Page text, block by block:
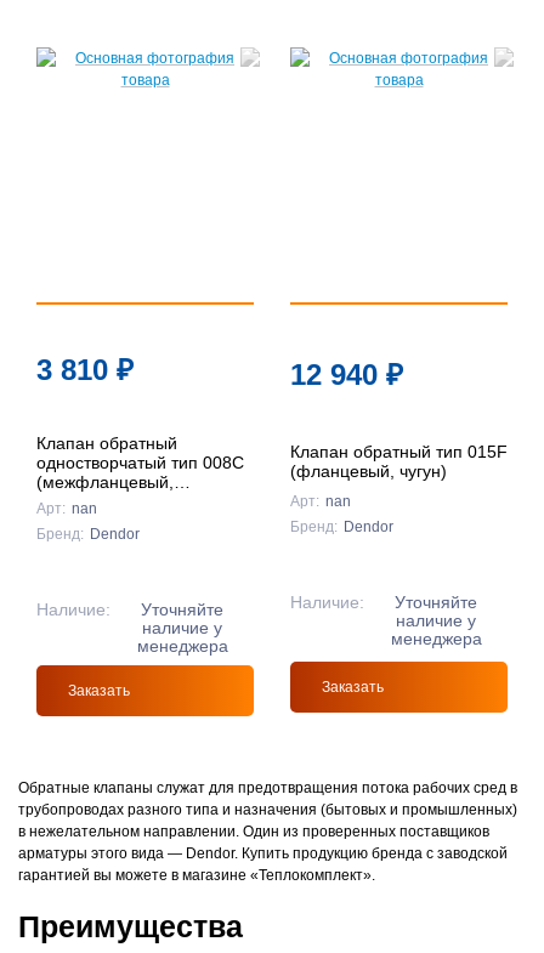
3 810 ₽
Клапан обратный
одностворчатый тип 008C
(межфланцевый,
углеродистая сталь)
Арт: nan
Бренд: Dendor
Наличие:
Уточняйте
наличие у
менеджера
Заказать
12 940 ₽
Клапан обратный тип 015F
(фланцевый, чугун)
Арт: nan
Бренд: Dendor
Наличие:
Уточняйте
наличие у
менеджера
Заказать
Обратные клапаны служат для предотвращения потока рабочих сред в
трубопроводах разного типа и назначения (бытовых и промышленных)
в нежелательном направлении. Один из проверенных поставщиков
арматуры этого вида — Dendor. Купить продукцию бренда с заводской
гарантией вы можете в магазине «Теплокомплект».
Преимущества